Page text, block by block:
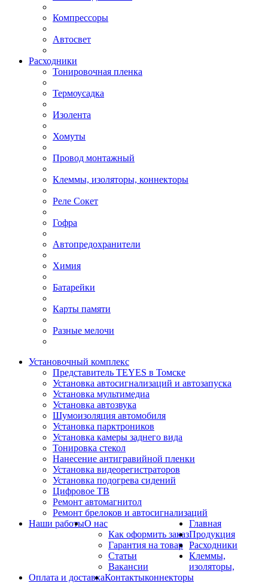
Компрессоры
Автосвет
Расходники
Тонировочная пленка
Термоусадка
Изолента
Хомуты
Провод монтажный
Клеммы, изоляторы, коннекторы
Реле Сокет
Гофра
Автопредохранители
Химия
Батарейки
Карты памяти
Разные мелочи
Установочный комплекс
Представитель TEYES в Томске
Установка автосигнализаций и автозапуска
Установка мультимедиа
Установка автозвука
Шумоизоляция автомобиля
Установка парктроников
Установка камеры заднего вида
Тонировка стекол
Нанесение антигравийной пленки
Установка видеорегистраторов
Установка подогрева сидений
Цифровое ТВ
Ремонт автомагнитол
Ремонт брелоков и автосигнализаций
Наши работыО нас
Как оформить заказ
Гарантия на товар
Статьи
Вакансии
Оплата и доставкаКонтакты
Главная
Продукция
Расходники
Клеммы,
изоляторы,
коннекторы